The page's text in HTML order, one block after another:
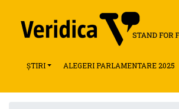
ȘTIRI ALEGERI PARLAMENTARE 2025